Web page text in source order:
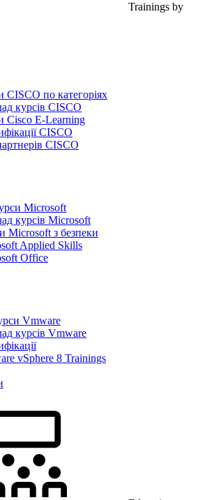
Trainings by
CISCO по категоріях
курсів CISCO
Cisco E-Learning
CISCO
CISCO
Microsoft
курсів Microsoft
Microsoft з безпеки
Applied Skills
Office
Vmware
курсів Vmware
vSphere 8 Trainings